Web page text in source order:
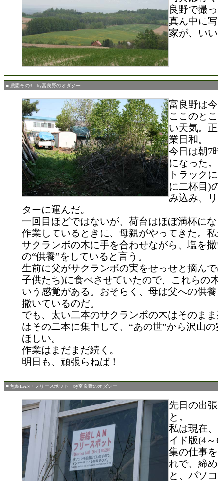
良野で撮
真ん中に
家が、い
■ 農園その3 by富良野のオダジー
富良野は
ここのと
い天気。
業日和。
今日は朝7
になった。
トラック
に二杯目)
み込み、
ターに運んだ。
一回目ほどではないが、荷台はほぼ満杯に
作業しているときに、母親がやってきた。
サクランボの木に手を合わせながら、塩を
の“供養”をしていると言う。
生前に父がサクランボの実をせっせと摘ん
子供たち)に食べさせていたので、これらの
いう感覚がある。おそらく、母は父への供
撒いているのだ。
でも、太い二本のサクランボの木はそのま
はその二本に集中して、“あの世”から沢山
ほしい。
作業はまだまだ続く。
明日も、頑張らねば！
■ 無線LAN・フリースポット by富良野のオダジー
先日の出
と。
私は現在
イド版(4
集の仕事
れで、締
と、パソ